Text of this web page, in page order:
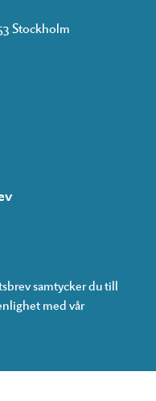
Stockholm
samtycker du till
med vår